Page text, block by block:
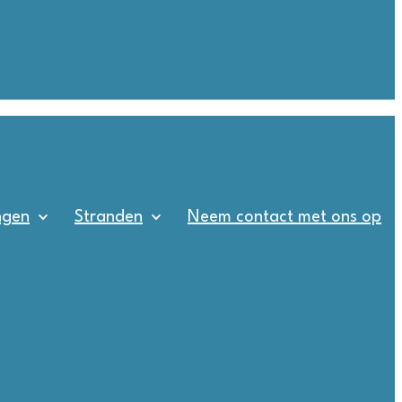
Stranden Neem contact met ons op